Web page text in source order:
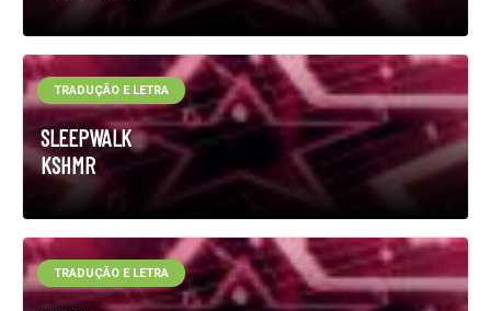
SLEEPWALK
KSHMR
TRADUÇÃO E LETRA
TRADUÇÃO E LETRA